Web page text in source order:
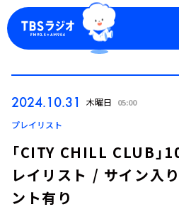
2024.10.31 木曜日 05:00
プレイリスト
「CITY CHILL CLUB」
レイリスト / サイン入
ント有り